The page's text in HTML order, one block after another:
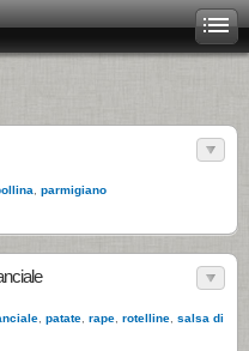
parmigiano
patate rape rotelline salsa di